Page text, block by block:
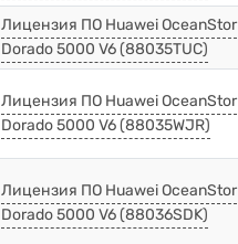
Лицензия ПО Huawei OceanStor
Dorado 5000 V6 (88035TUC)
Лицензия ПО Huawei OceanStor
Dorado 5000 V6 (88035WJR)
Лицензия ПО Huawei OceanStor
Dorado 5000 V6 (88036SDK)